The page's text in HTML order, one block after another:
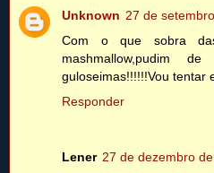
Unknown 27 de
Com o que sobra
mashmallow,pudim
guloseimas!!!!!!Vou tentar
Responder
Lener 27 de dezembro